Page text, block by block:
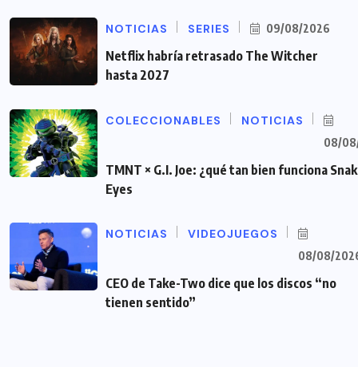
NOTICIAS SERIES 09/08/2026
Netflix habría retrasado The Witcher
hasta 2027
COLECCIONABLES NOTICIAS
08/
TMNT × G.I. Joe: ¿qué tan bien funciona
Eyes
NOTICIAS VIDEOJUEGOS
08/08/
CEO de Take-Two dice que los discos “no
tienen sentido”